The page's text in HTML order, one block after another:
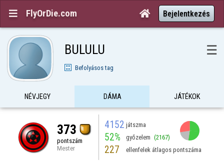
 FlyOrDie.com  Bejelentkezés
BULULU ☰
Befolyásos tag
NÉVJEGY DÁMA JÁTÉKOK
373
pontszám
Mester
4152 játszma
52% győzelem (2167)
227 ellenfelek átlagos pontszáma